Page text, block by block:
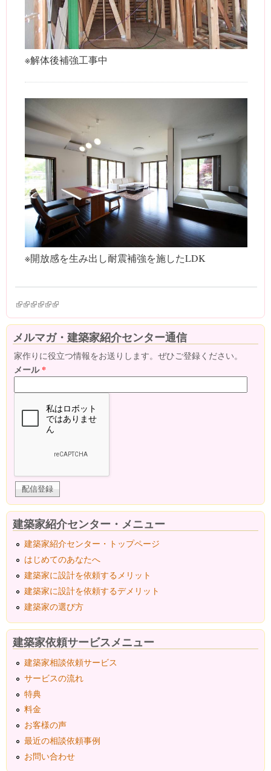
※解体後補強工事中
※開放感を生み出し耐震補強を施したLDK
(link is external)
(link is external)
(link is external)
(link is external)
(link is external)
(link is external)
メルマガ・建築家紹介センター通信
家作りに役立つ情報をお送りします。ぜひご登録ください。
メール*
建築家紹介センター・メニュー
建築家紹介センター・トップページ
はじめてのあなたへ
建築家に設計を依頼するメリット
建築家に設計を依頼するデメリット
建築家の選び方
建築家依頼サービスメニュー
建築家相談依頼サービス
サービスの流れ
特典
料金
お客様の声
最近の相談依頼事例
お問い合わせ